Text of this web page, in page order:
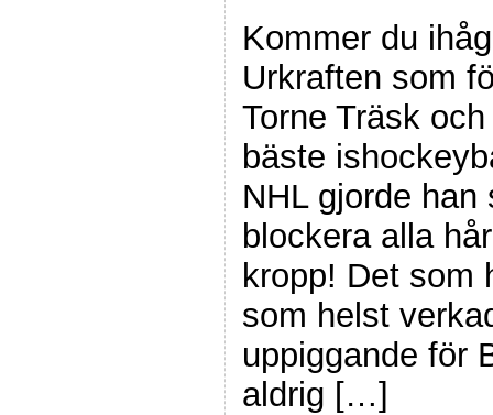
Kommer du
Urkraften som
Torne Träsk
bäste
NHL gjorde
blockera alla
kropp! Det som
som helst
uppiggande för
aldrig […]